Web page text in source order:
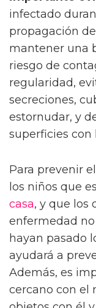
infectado
propagación
mantener una
riesgo de
regularidad,
secreciones,
estornudar, y
superficies con
Para prevenir
los niños que
casa, y que los
enfermedad no
hayan pasado
ayudará a
Además, es
cercano con el